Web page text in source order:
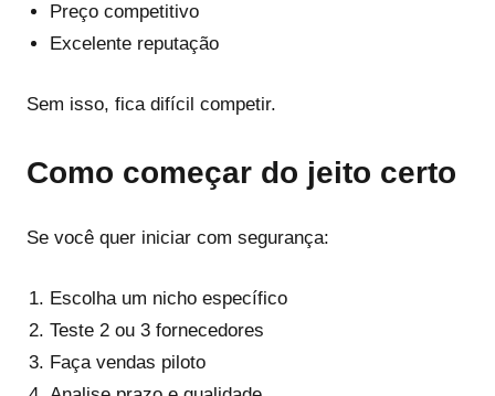
Preço competitivo
Excelente reputação
Sem isso, fica difícil competir.
Como começar do jeito certo
Se você quer iniciar com segurança:
Escolha um nicho específico
Teste 2 ou 3 fornecedores
Faça vendas piloto